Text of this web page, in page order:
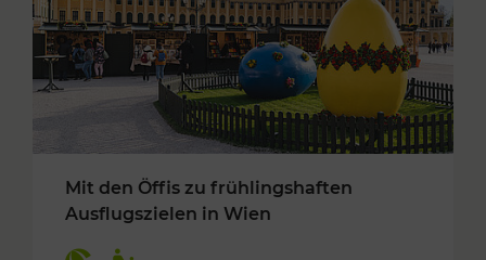
Mit den Öffis zu frühlingshaften
Ausflugszielen in Wien